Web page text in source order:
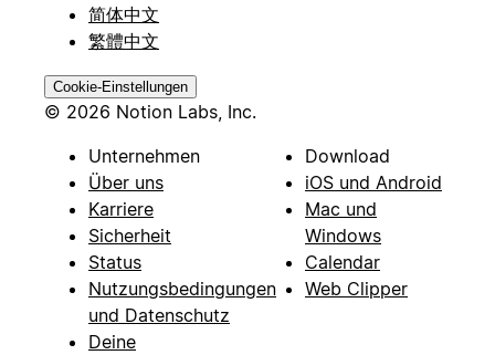
简体中文
繁體中文
Cookie-Einstellungen
© 2026 Notion Labs, Inc.
Unternehmen
Über uns
Karriere
Sicherheit
Status
Nutzungsbedingungen
und Datenschutz
Deine
Download
iOS und Android
Mac und
Windows
Calendar
Web Clipper